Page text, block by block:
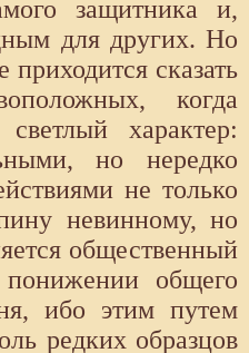
защитника и,
для других. Но
сказать
когда
характер:
но нередко
не только
невинному, но
общественный
общего
ибо этим путем
редких образцов